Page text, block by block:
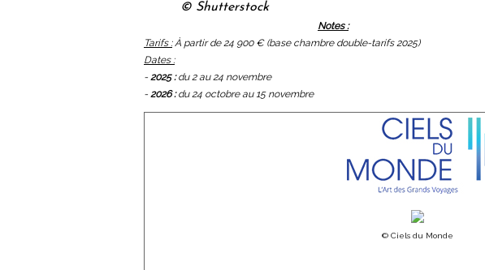
© Shutterstock
Notes :
Tarifs :À partir de 24 900 € (base chambre double-tarifs 2025)
Dates :
- 2025 :du 2 au 24 novembre
- 2026 :du 24 octobre au 15 novembre
© Ciels du Monde